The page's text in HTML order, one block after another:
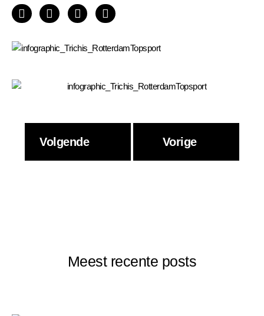
Volgende Vorige
Meest recente posts